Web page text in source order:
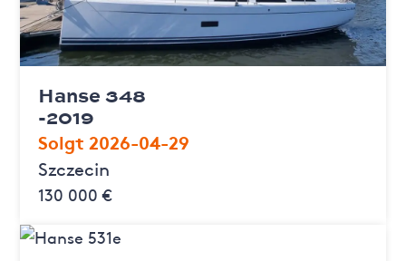
Hanse 348
-2019
Solgt 2026-04-29
Szczecin
130 000 €